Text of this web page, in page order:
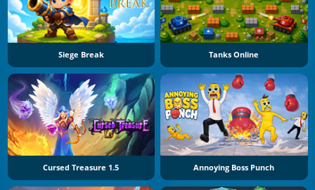
Siege Break Tanks Online
Cursed Treasure 1.5 Annoying Boss Punch